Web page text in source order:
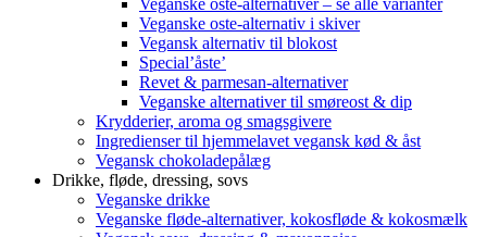
Veganske oste-alternativer – se alle varianter
Veganske oste-alternativ i skiver
Vegansk alternativ til blokost
Special’åste’
Revet & parmesan-alternativer
Veganske alternativer til smøreost & dip
Krydderier, aroma og smagsgivere
Ingredienser til hjemmelavet vegansk kød & åst
Vegansk chokoladepålæg
Drikke, fløde, dressing, sovs
Veganske drikke
Veganske fløde-alternativer, kokosfløde & kokosmælk